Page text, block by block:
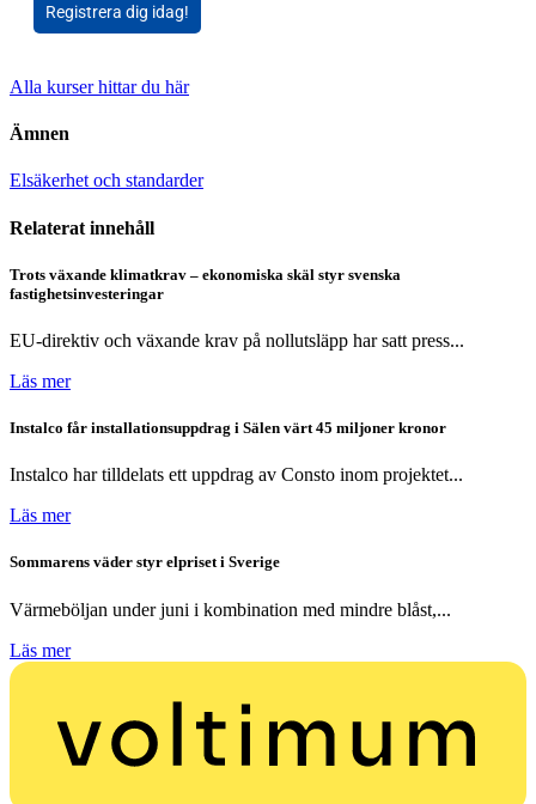
Registrera dig idag!
Alla kurser hittar du här
Ämnen
Elsäkerhet och standarder
Relaterat innehåll
Trots växande klimatkrav – ekonomiska skäl styr svenska
fastighetsinvesteringar
EU-direktiv och växande krav på nollutsläpp har satt press...
Läs mer
Instalco får installationsuppdrag i Sälen värt 45 miljoner kronor
Instalco har tilldelats ett uppdrag av Consto inom projektet...
Läs mer
Sommarens väder styr elpriset i Sverige
Värmeböljan under juni i kombination med mindre blåst,...
Läs mer